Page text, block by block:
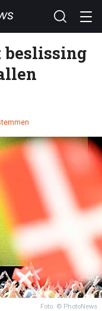
beslissing
Foto: © PhotoNews